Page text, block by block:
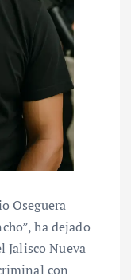
Oseguera
ha dejado
Jalisco Nueva
con